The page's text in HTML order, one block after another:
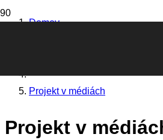
Domov
Projekt v médiách
Projekt v